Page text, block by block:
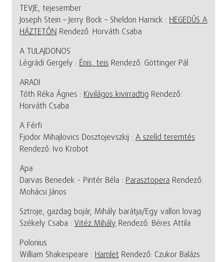
TEVJE, tejesember
Joseph Stein – Jerry Bock – Sheldon Harnick : HEGEDŰS A
HÁZTETŐN Rendező: Horváth Csaba
A TULAJDONOS
Légrádi Gergely : Énis, teis Rendező: Göttinger Pál
ARADI
Tóth Réka Ágnes : Kivilágos kivirradtig Rendező:
Horváth Csaba
A Férfi
Fjodor Mihajlovics Dosztojevszkij : A szelíd teremtés
Rendező: Ivo Krobot
Apa
Darvas Benedek - Pintér Béla : Parasztopera Rendező:
Mohácsi János
Sztroje, gazdag bojár, Mihály barátja/Egy vallon lovag
Székely Csaba : Vitéz Mihály Rendező: Béres Attila
Polonius
William Shakespeare : Hamlet Rendező: Czukor Balázs